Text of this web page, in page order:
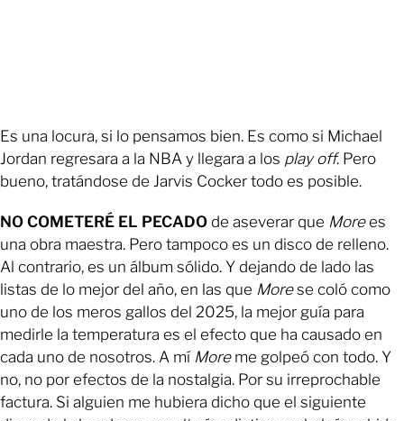
Es una locura, si lo pensamos bien. Es como si Michael
Jordan regresara a la NBA y llegara a los play off. Pero
bueno, tratándose de Jarvis Cocker todo es posible.
NO COMETERÉ EL PECADO de aseverar que Morees
una obra maestra. Pero tampoco es un disco de relleno.
Al contrario, es un álbum sólido. Y dejando de lado las
listas de lo mejor del año, en las que Morese coló como
uno de los meros gallos del 2025, la mejor guía para
medirle la temperatura es el efecto que ha causado en
cada uno de nosotros. A mí Moreme golpeó con todo. Y
no, no por efectos de la nostalgia. Por su irreprochable
factura. Si alguien me hubiera dicho que el siguiente